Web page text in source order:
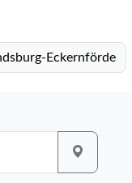
Eckernförde